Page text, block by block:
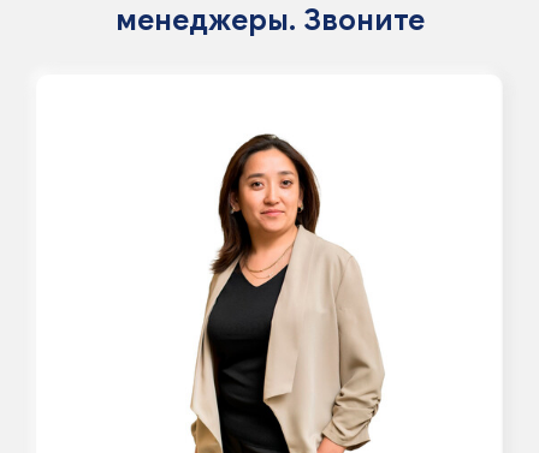
менеджеры. Звоните